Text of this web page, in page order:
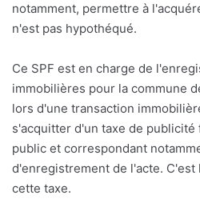
notamment, permettre à
n'est pas hypothéqué.
Ce SPF est en charge de
immobilières pour la commune
lors d'une transaction
s'acquitter d'un taxe de
public et correspondant
d'enregistrement de l'acte.
cette taxe.